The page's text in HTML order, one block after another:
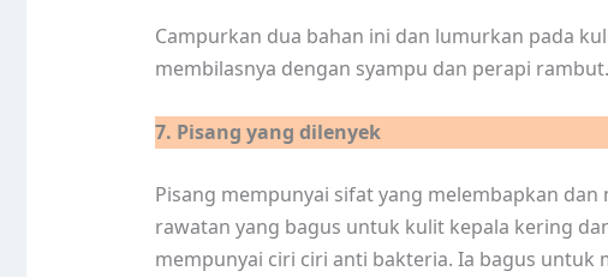
Campurkan dua bahan ini dan lumurkan pada
membilasnya dengan syampu dan perapi rambut.
7. Pisang yang dilenyek
Pisang mempunyai sifat yang melembapkan
rawatan yang bagus untuk kulit kepala kering
mempunyai ciri ciri anti bakteria. Ia bagus untuk